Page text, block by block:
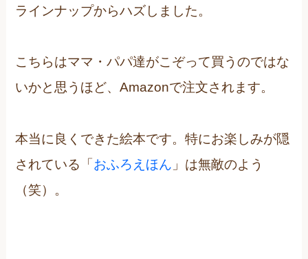
ラインナップからハズしました。
こちらはママ・パパ達がこぞって買うのではな
いかと思うほど、Amazonで注文されます。
本当に良くできた絵本です。特にお楽しみが隠
されている「 おふろえほん 」は無敵のよう
（笑）。